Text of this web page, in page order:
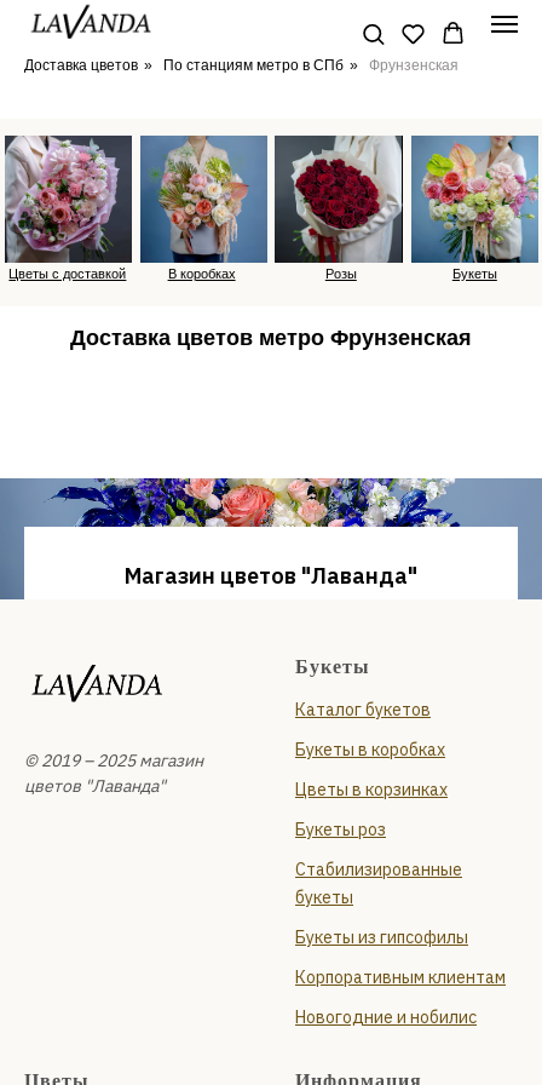
Доставка цветов » По станциям метро в СПб » Фрунзенская
В коробках Букеты
Розы
Цветы с доставкой
Доставка цветов метро Фрунзенская
Магазин цветов "Лаванда"
проспект Сизова, 14
Ежедневно с 09:00 до 22:00
+7 (931) 210-10-24
Планерная улица, 87 к1, стр. 1
Ежедневно с 09:00 до 22:00
© 2019 – 2025 магазин
цветов "Лаванда"
Букеты
Каталог букетов
Букеты в коробках
Цветы в корзинках
Букеты роз
Стабилизированные
букеты
Букеты из гипсофилы
Корпоративным клиентам
Новогодние и нобилис
Цветы Информация